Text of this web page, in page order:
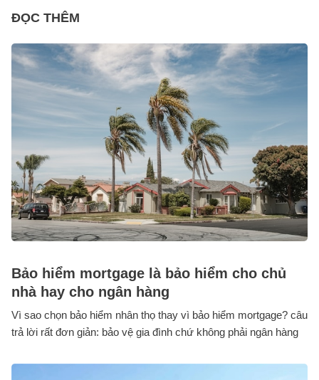
ĐỌC THÊM
Bảo hiểm mortgage là bảo hiểm cho chủ
nhà hay cho ngân hàng
Vì sao chọn bảo hiểm nhân thọ thay vì bảo hiểm mortgage? câu
trả lời rất đơn giản: bảo vệ gia đình chứ không phải ngân hàng